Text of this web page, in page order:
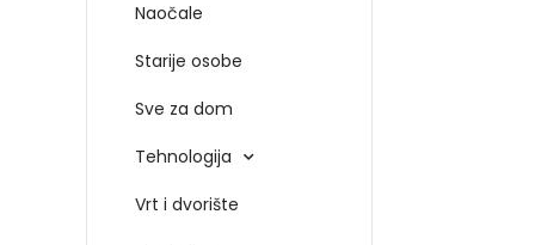
Naočale
Starije osobe
Sve za dom
Tehnologija
Vrt i dvorište